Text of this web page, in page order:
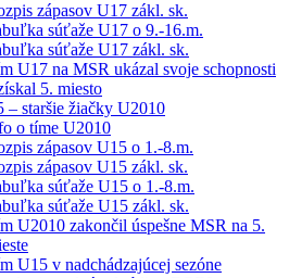
zápasov U17 zákl. sk.
súťaže U17 o 9.-16.m.
súťaže U17 zákl. sk.
U17 na MSR ukázal svoje schopnosti
5. miesto
– staršie žiačky U2010
o tíme U2010
zápasov U15 o 1.-8.m.
zápasov U15 zákl. sk.
súťaže U15 o 1.-8.m.
súťaže U15 zákl. sk.
U2010 zakončil úspešne MSR na 5.
U15 v nadchádzajúcej sezóne